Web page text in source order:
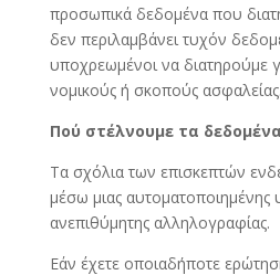
προσωπικά δεδομένα που
δεν περιλαμβάνει τυχόν
υποχρεωμένοι να διατηρούμε
νομικούς ή σκοπούς ασφαλείας.
Πού στέλνουμε τα
Τα σχόλια των επισκεπτών
μέσω μιας αυτοματοποιημένης
ανεπιθύμητης αλληλογραφίας.
Εάν έχετε οποιαδήποτε